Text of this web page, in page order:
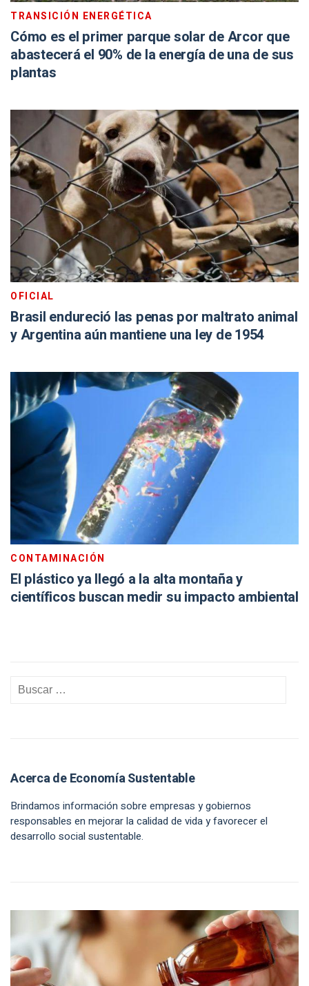
TRANSICIÓN ENERGÉTICA
Cómo es el primer parque solar de Arcor que
abastecerá el 90% de la energía de una de sus
plantas
OFICIAL
Brasil endureció las penas por maltrato animal
y Argentina aún mantiene una ley de 1954
CONTAMINACIÓN
El plástico ya llegó a la alta montaña y
científicos buscan medir su impacto ambiental
Acerca de Economía Sustentable
Brindamos información sobre empresas y gobiernos
responsables en mejorar la calidad de vida y favorecer el
desarrollo social sustentable.